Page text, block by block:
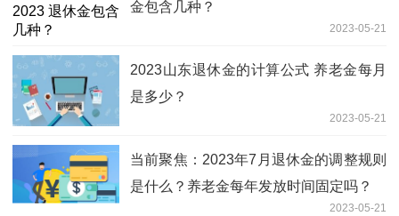
金包含几种？
2023-05-21
2023山东退休金的计算公式 养老金每月
是多少？
2023-05-21
当前聚焦：2023年7月退休金的调整规则
是什么？养老金每年发放时间固定吗？
2023-05-21